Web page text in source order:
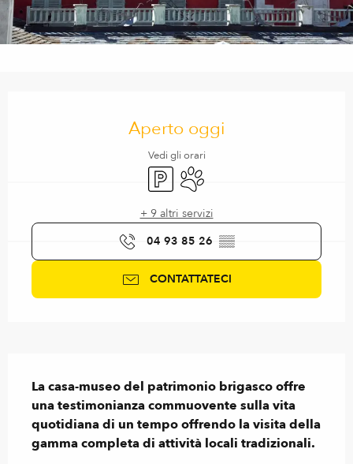
Aperto oggi
Vedi gli orari
ParcheggioAnimali ammessi
+ 9 altri servizi
04 93 85 26 ▒▒
CONTATTATECI
La casa-museo del patrimonio brigasco offre
una testimonianza commuovente sulla vita
quotidiana di un tempo offrendo la visita della
gamma completa di attività locali tradizionali.